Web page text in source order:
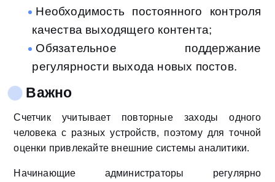
Необходимость постоянного контроля
качества выходящего контента;
Обязательное поддержание
регулярности выхода новых постов.
Важно
Счетчик учитывает повторные заходы одного
человека с разных устройств, поэтому для точной
оценки привлекайте внешние системы аналитики.
Начинающие администраторы регулярно